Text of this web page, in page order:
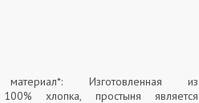
Изготовленная из
100% хлопка, простыня является